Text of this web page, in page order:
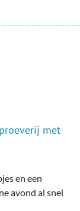
met
en een
avond al snel